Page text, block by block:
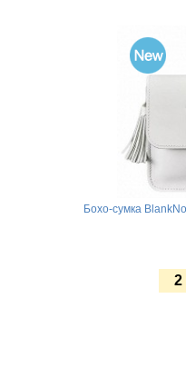
Бохо-сумка
2